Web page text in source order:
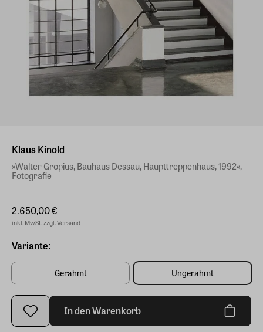
Klaus Kinold
»Walter Gropius, Bauhaus Dessau, Haupttreppenhaus, 1992«,
Fotografie
2.650,00 €
inkl. MwSt. zzgl. Versand
Variante:
Gerahmt Ungerahmt
In den Warenkorb